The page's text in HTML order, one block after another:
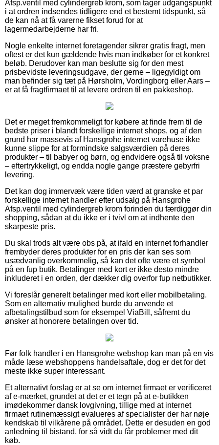
Afsp.ventil med cylindergreb krom, som tager udgangspunkt
i at ordren indsendes tidligere end et bestemt tidspunkt, så
de kan nå at få varerne fikset forud for at
lagermedarbejderne har fri.
Nogle enkelte internet foretagender sikrer gratis fragt, men
oftest er det kun gældende hvis man indkøber for et konkret
beløb. Derudover kan man beslutte sig for den mest
prisbevidste leveringsudgave, der gerne – ligegyldigt om
man befinder sig tæt på Hørsholm, Vordingborg eller Aars –
er at få fragtfirmaet til at levere ordren til en pakkeshop.
Det er meget fremkommeligt for købere at finde frem til de
bedste priser i blandt forskellige internet shops, og af den
grund har massevis af Hansgrohe internet varehuse ikke
kunne slippe for at formindske salgsværdien på deres
produkter – til babyer og børn, og endvidere også til voksne
– eftertrykkeligt, og endda nogle gange præstere gebyrfri
levering.
Det kan dog immervæk være tiden værd at granske et par
forskellige internet handler efter udsalg på Hansgrohe
Afsp.ventil med cylindergreb krom forinden du færdiggør din
shopping, sådan at du ikke er i tvivl om at indhente den
skarpeste pris.
Du skal trods alt være obs på, at ifald en internet forhandler
frembyder deres produkter for en pris der kan ses som
usædvanlig overkommelig, så kan det ofte være et symbol
på en fup butik. Betalinger med kort er ikke desto mindre
inkluderet i en orden, der dækker dig overfor fup netbutikker.
Vi foreslår generelt betalinger med kort eller mobilbetaling.
Som en alternativ mulighed burde du anvende et
afbetalingstilbud som for eksempel ViaBill, såfremt du
ønsker at honorere betalingen over tid.
Før folk handler i en Hansgrohe webshop kan man på en vis
måde læse webshoppens handelsaftale, dog er det for det
meste ikke super interessant.
Et alternativt forslag er at se om internet firmaet er verificeret
af e-mærket, grundet at det er et tegn på at e-butikken
imødekommer dansk lovgivning, tillige med at internet
firmaet rutinemæssigt evalueres af specialister der har nøje
kendskab til vilkårene på området. Dette er desuden en god
anledning til bistand, for så vidt du får problemer med dit
køb.